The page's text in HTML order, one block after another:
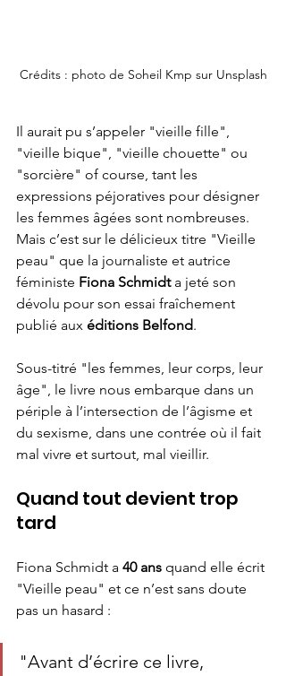
Crédits : photo de Soheil Kmp sur Unsplash
Il aurait pu s’appeler "vieille fille",
"vieille bique", "vieille chouette" ou
"sorcière" of course, tant les
expressions péjoratives pour désigner
les femmes âgées sont nombreuses.
Mais c’est sur le délicieux titre "Vieille
peau" que la journaliste et autrice
féministe Fiona Schmidt a jeté son
dévolu pour son essai fraîchement
publié aux éditions Belfond.
Sous-titré "les femmes, leur corps, leur
âge", le livre nous embarque dans un
périple à l’intersection de l’âgisme et
du sexisme, dans une contrée où il fait
mal vivre et surtout, mal vieillir.
Quand tout devient trop
tard
Fiona Schmidt a 40 ans quand elle écrit
"Vieille peau" et ce n’est sans doute
pas un hasard :
"Avant d’écrire ce livre,